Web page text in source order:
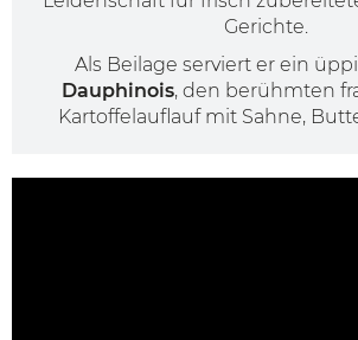
Gerichte.
Als Beilage serviert er ein
Dauphinois, den berühmten
Kartoffelauflauf mit Sahne,